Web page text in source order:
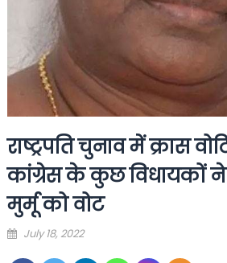
राष्ट्रपति चुनाव में क्रास
कांग्रेस के कुछ विधायकों ने
मुर्मू को वोट
Posted
July 18, 2022